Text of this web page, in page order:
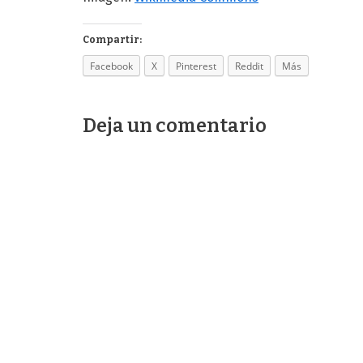
Compartir:
Facebook X Pinterest Reddit Más
Deja un comentario